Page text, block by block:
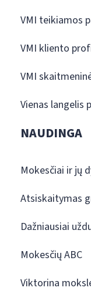
VMI teikiamos
VMI kliento
VMI
Vienas langelis
NAUDINGA
Mokesčiai ir jų
Atsiskaitymas
Dažniausiai
Mokesčių ABC
Viktorina